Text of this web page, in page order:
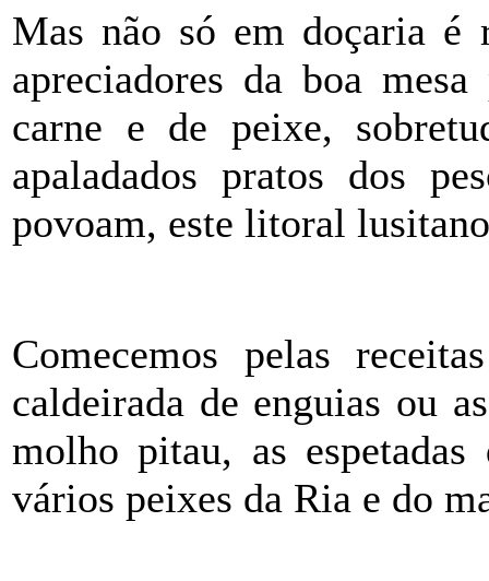
Mas não só em doçaria é
apreciadores da boa
carne e de peixe,
apaladados pratos dos
povoam, este litoral
Comecemos pelas
caldeirada de enguias ou
molho pitau, as
vários peixes da Ria e do